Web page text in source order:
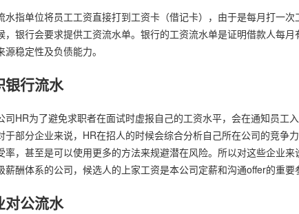
水指单位将员工工资直接打到工资卡（借记卡），由于是每月打一
，银行会要求提供工资流水单。银行的工资流水单是证明借款人每
源稳定性及负债能力。
银行流水
司HR为了避免求职者在面试时虚报自己的工资水平，会在通知员工
于部分企业来说，HR在招人的时候会综合分析自己所在公司的竞
率，甚至是可以使用更多的方法来规避潜在风险。所以对这些企业
薪酬体系的公司，候选人的上家工资是本公司定薪和沟通offer的重要
对公流水